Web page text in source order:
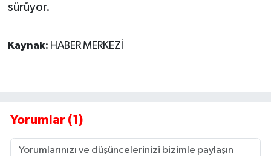
sürüyor.
Kaynak: HABER MERKEZİ
Yorumlar (1)